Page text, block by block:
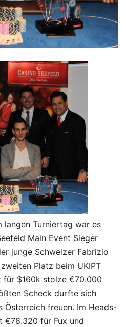
langen Turniertag war es
Main Event Sieger
junge Schweizer Fabrizio
Platz beim UKIPT
für $160k stolze €70.000
Scheck durfte sich
Österreich freuen. Im Heads-
€78.320 für Fux und